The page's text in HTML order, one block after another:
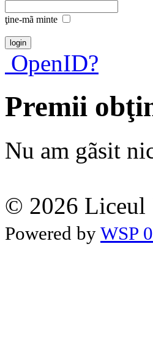
ţine-mã minte
OpenID?
Premii
Nu am gãsit
© 2026 Liceul
Powered by WSP